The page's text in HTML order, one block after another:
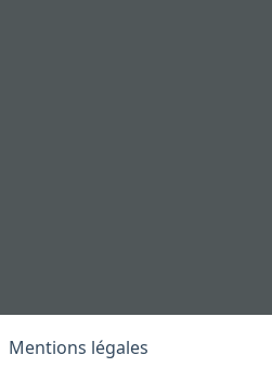
Mentions légales